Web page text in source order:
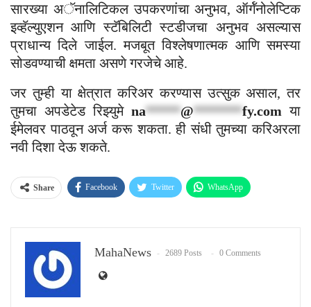
सारख्या अॅनालिटिकल उपकरणांचा अनुभव, ऑर्गॅनोलेप्टिक
इव्हॅल्युएशन आणि स्टॅबिलिटी स्टडीजचा अनुभव असल्यास
प्राधान्य दिले जाईल. मजबूत विश्लेषणात्मक आणि समस्या
सोडवण्याची क्षमता असणे गरजेचे आहे.
जर तुम्ही या क्षेत्रात करिअर करण्यास उत्सुक असाल, तर
तुमचा अपडेटेड रिझ्युमे na*****@*******fy.com या
ईमेलवर पाठवून अर्ज करू शकता. ही संधी तुमच्या करिअरला
नवी दिशा देऊ शकते.
Share Facebook Twitter WhatsApp
MahaNews 2689 Posts 0 Comments